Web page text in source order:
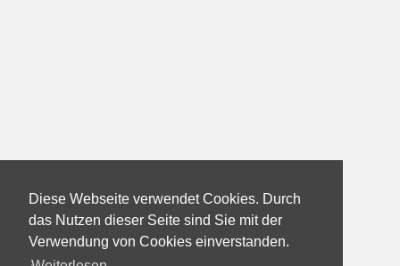
Diese Webseite verwendet Cookies. Durch
das Nutzen dieser Seite sind Sie mit der
Verwendung von Cookies einverstanden.